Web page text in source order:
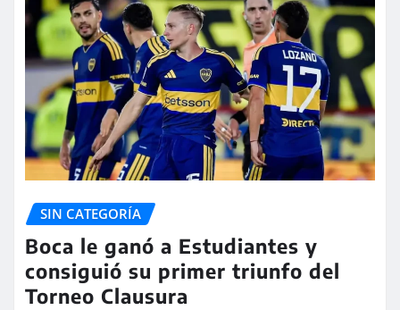
SIN CATEGORÍA
Boca le ganó a Estudiantes y
consiguió su primer triunfo del
Torneo Clausura